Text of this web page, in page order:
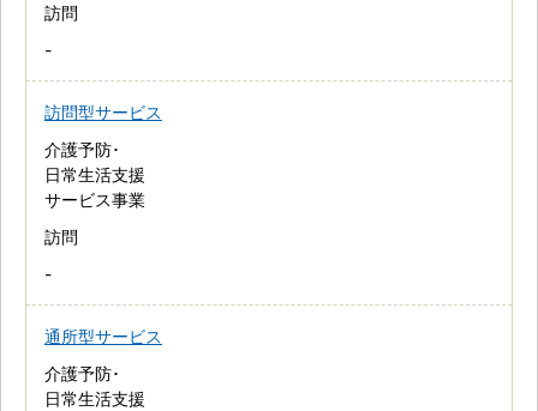
訪問
-
訪問型サービス
介護予防･
日常生活支援
サービス事業
訪問
-
通所型サービス
介護予防･
日常生活支援